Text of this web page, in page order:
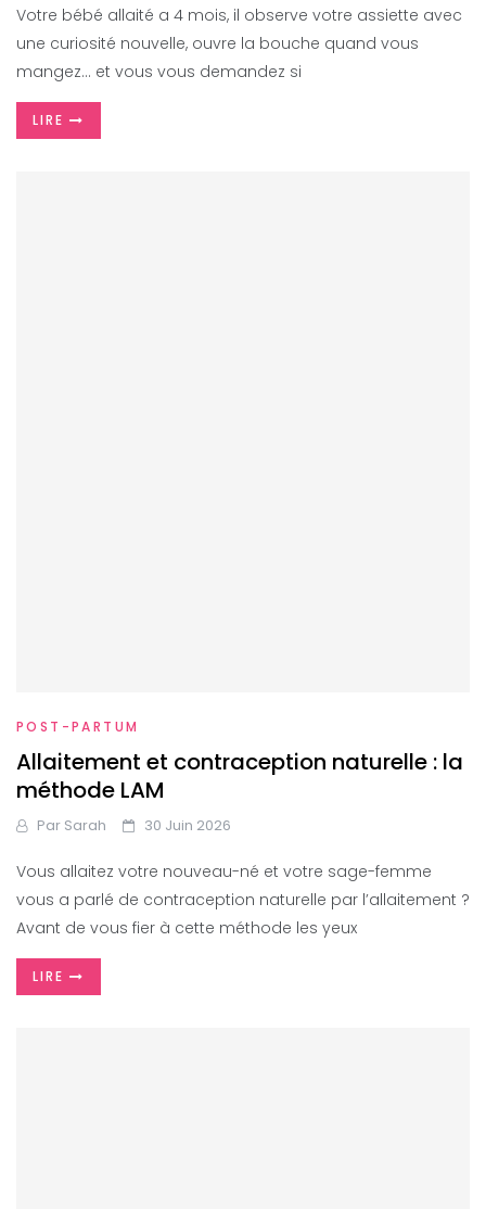
Votre bébé allaité a 4 mois, il observe votre assiette avec
une curiosité nouvelle, ouvre la bouche quand vous
mangez… et vous vous demandez si
LIRE
POST-PARTUM
Allaitement et contraception naturelle : la
méthode LAM
Par Sarah 30 Juin 2026
Vous allaitez votre nouveau-né et votre sage-femme
vous a parlé de contraception naturelle par l’allaitement ?
Avant de vous fier à cette méthode les yeux
LIRE